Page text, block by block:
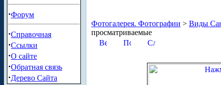
·Форум
·Справочная
·Ссылки
·О сайте
·Обратная связь
·Дерево Сайта
Фотогалерея. Фотографии > Виды
просматриваемые